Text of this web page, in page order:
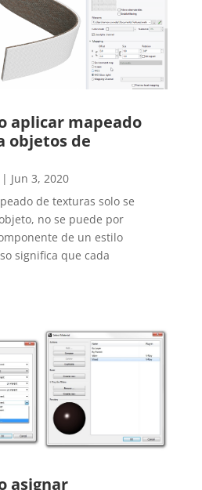
aplicar mapeado
objetos de
| Jun 3, 2020
de texturas solo se
no se puede por
de un estilo
significa que cada
asignar